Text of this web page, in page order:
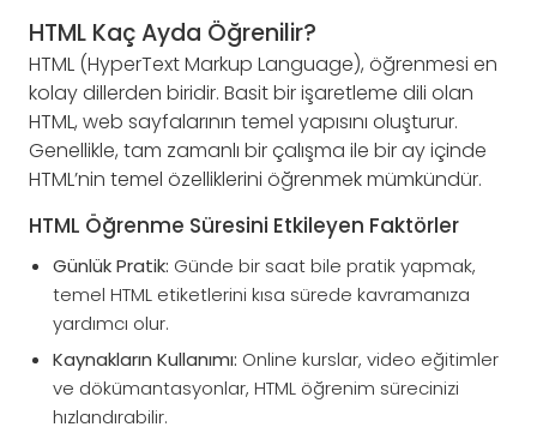
HTML Kaç Ayda Öğrenilir?
HTML (HyperText Markup Language), öğrenmesi en
kolay dillerden biridir. Basit bir işaretleme dili olan
HTML, web sayfalarının temel yapısını oluşturur.
Genellikle, tam zamanlı bir çalışma ile bir ay içinde
HTML’nin temel özelliklerini öğrenmek mümkündür.
HTML Öğrenme Süresini Etkileyen Faktörler
Günlük Pratik: Günde bir saat bile pratik yapmak,
temel HTML etiketlerini kısa sürede kavramanıza
yardımcı olur.
Kaynakların Kullanımı: Online kurslar, video eğitimler
ve dökümantasyonlar, HTML öğrenim sürecinizi
hızlandırabilir.